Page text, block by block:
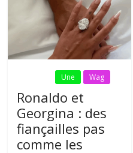
Une Wag
Ronaldo et
Georgina : des
fiançailles pas
comme les